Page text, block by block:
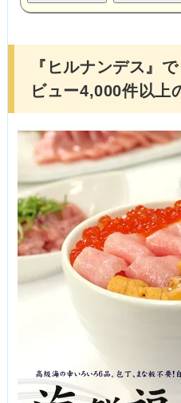
『ヒルナンデス』
ビュー4,000件以上